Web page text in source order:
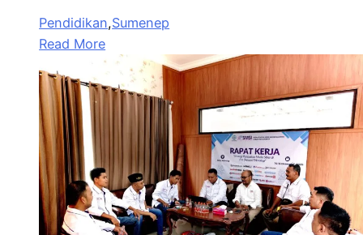
Pendidikan,Sumenep
Read More